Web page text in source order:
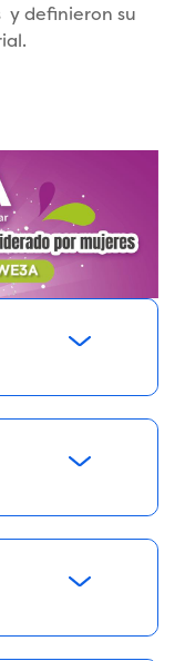
y definieron su